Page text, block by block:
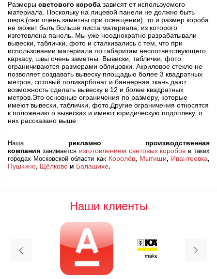
Размеры светового короба зависят от используемого
материала. Поскольку на лицевой панели не должно быть
швов (они очень заметны при освещении), то и размер короба
не может быть больше листа материала, из которого
изготовлена панель. Мы уже неоднократно разрабатывали
вывески, таблички, фото и сталкивались с тем, что при
использовании материала по габаритам несоответствующего
каркасу, швы очень заметны. Вывески, таблички, фото
ограничиваются размерами облицовки. Акриловое стекло не
позволяет создавать вывеску площадью более 3 квадратных
метров, сотовый поликарбонат и баннерная ткань дают
возможность сделать вывеску в 12 и более квадратных
метров.Это основные ограничения по размеру, которые
имеют вывески, таблички, фото.Другие ограничения относятся
к положению о вывесках и имеют юридическую подоплеку, о
них рассказано выше.
Наша рекламно производственная
компания занимается изготовлением световых коробов в таких
городах Московской области как Королёв, Мытищи, Ивантеевка,
Пушкино, Щёлково и Балашихе.
Наши клиенты